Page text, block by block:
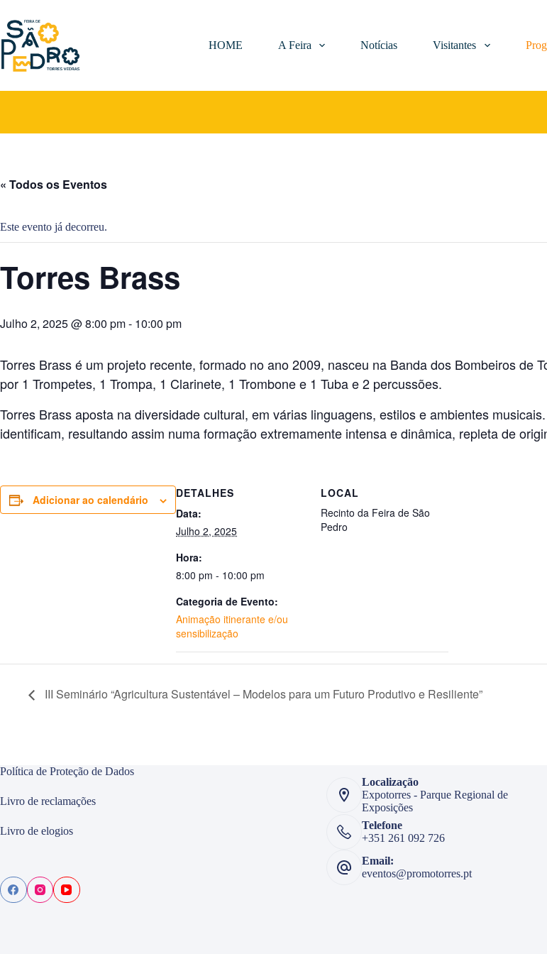
para
conteúdo
HOME A Feira Notícias Visitantes
« Todos os Eventos
Este evento já decorreu.
Torres Brass
Julho 2, 2025 @ 8:00 pm- 10:00 pm
Torres Brass é um projeto recente, formado no ano 2009, nasceu na Banda dos Bombeiros de
por 1 Trompetes, 1 Trompa, 1 Clarinete, 1 Trombone e 1 Tuba e 2 percussões.
Torres Brass aposta na diversidade cultural, em várias linguagens, estilos e ambientes
identificam, resultando assim numa formação extremamente intensa e dinâmica, repleta de
Adicionar ao calendário
DETALHES
Data:
Julho 2, 2025
Hora:
8:00 pm - 10:00 pm
Categoria de Evento:
Animação itinerante e/ou
sensibilização
LOCAL
Recinto da Feira de São
Pedro
III Seminário “Agricultura Sustentável – Modelos para um Futuro Produtivo e Resiliente”
Política de Proteção de Dados
Livro de reclamações
Livro de elogios
Localização
Expotorres - Parque Regional de
Exposições
Telefone
+351 261 092 726
Email:
eventos@promotorres.pt